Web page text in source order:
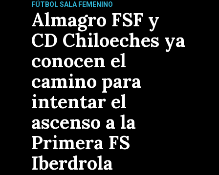
FÚTBOL SALA FEMENINO
Almagro FSF y
CD Chiloeches ya
conocen el
camino para
intentar el
ascenso a la
Primera FS
Iberdrola